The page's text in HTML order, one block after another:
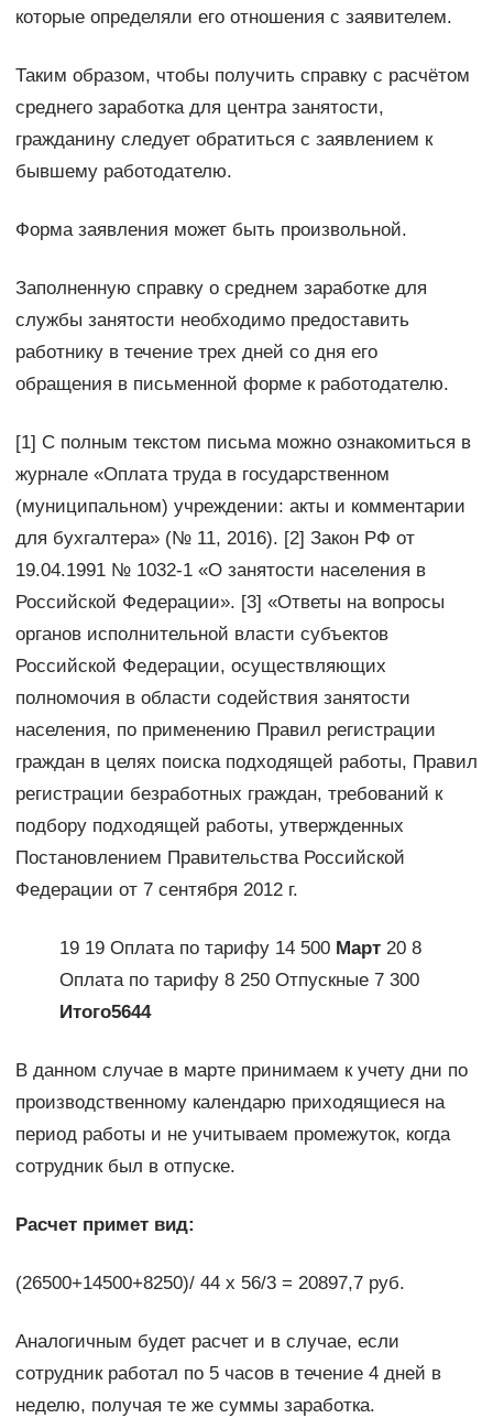
которые определяли его отношения с заявителем.
Таким образом, чтобы получить справку с расчётом
среднего заработка для центра занятости,
гражданину следует обратиться с заявлением к
бывшему работодателю.
Форма заявления может быть произвольной.
Заполненную справку о среднем заработке для
службы занятости необходимо предоставить
работнику в течение трех дней со дня его
обращения в письменной форме к работодателю.
[1] С полным текстом письма можно ознакомиться в
журнале «Оплата труда в государственном
(муниципальном) учреждении: акты и комментарии
для бухгалтера» (№ 11, 2016). [2] Закон РФ от
19.04.1991 № 1032-1 «О занятости населения в
Российской Федерации». [3] «Ответы на вопросы
органов исполнительной власти субъектов
Российской Федерации, осуществляющих
полномочия в области содействия занятости
населения, по применению Правил регистрации
граждан в целях поиска подходящей работы, Правил
регистрации безработных граждан, требований к
подбору подходящей работы, утвержденных
Постановлением Правительства Российской
Федерации от 7 сентября 2012 г.
19 19 Оплата по тарифу 14 500 Март20 8
Оплата по тарифу 8 250 Отпускные 7 300
Итого5644
В данном случае в марте принимаем к учету дни по
производственному календарю приходящиеся на
период работы и не учитываем промежуток, когда
сотрудник был в отпуске.
Расчет примет вид:
(26500+14500+8250)/ 44 х 56/3 = 20897,7 руб.
Аналогичным будет расчет и в случае, если
сотрудник работал по 5 часов в течение 4 дней в
неделю, получая те же суммы заработка.